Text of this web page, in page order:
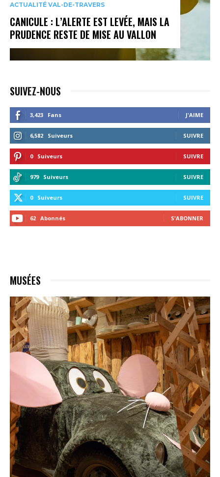
ACTUALITÉ VAL-DE-TRAVERS
CANICULE : L’ALERTE EST LEVÉE, MAIS LA
PRUDENCE RESTE DE MISE AU VALLON
SUIVEZ-NOUS
3,423 Fans J'AIME
6,582 Suiveurs SUIVRE
0 Suiveurs SUIVRE
979 Suiveurs SUIVRE
0 Suiveurs SUIVRE
62 Abonnés S'ABONNER
MUSÉES